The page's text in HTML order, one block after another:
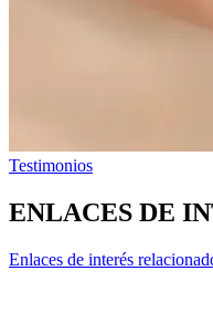
Testimonios
ENLACES DE
Enlaces de interés